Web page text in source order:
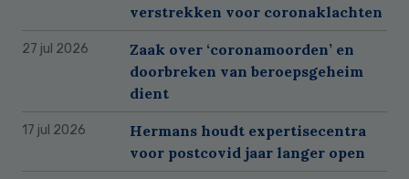
verstrekken voor coronaklachten
27 jul 2026
Zaak over ‘coronamoorden’ en
doorbreken van beroepsgeheim
dient
17 jul 2026
Hermans houdt expertisecentra
voor postcovid jaar langer open